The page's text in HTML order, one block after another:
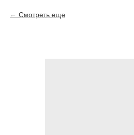
Смотреть еще